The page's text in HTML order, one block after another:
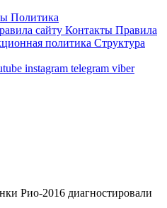
Политика
сайту Контакты Правила
политика Структура
instagram telegram viber
Рио-2016 диагностировали